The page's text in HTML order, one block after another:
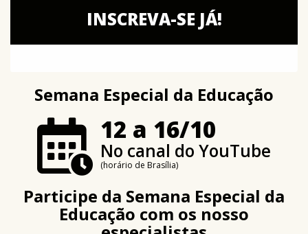
INSCREVA-SE JÁ!
Semana Especial da Educação
12 a 16/10
No canal do YouTube
(horário de Brasília)
Participe da Semana Especial da
Educação com os nosso